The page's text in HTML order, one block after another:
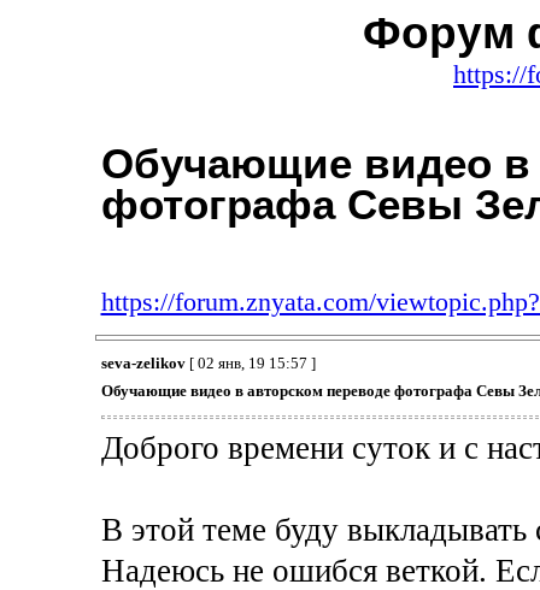
Форум
https://
Обучающие видео в
фотографа Севы
https://forum.znyata.com/
seva-zelikov[ 02 янв, 19 15:57 ]
Обучающие видео в авторском переводе фотографа Севы
Доброго времени суток и с
В этой теме буду
Надеюсь не ошибся веткой.